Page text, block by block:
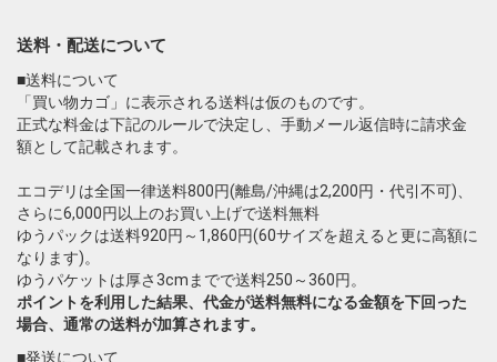
送料・配送について
■送料について
「買い物カゴ」に表示される送料は仮のものです。
正式な料金は下記のルールで決定し、手動メール返信時に請求金
額として記載されます。
エコデリは全国一律送料800円(離島/沖縄は2,200円・代引不可)、
さらに6,000円以上のお買い上げで送料無料
ゆうパックは送料920円～1,860円(60サイズを超えると更に高額に
なります)。
ゆうパケットは厚さ3cmまでで送料250～360円。
ポイントを利用した結果、代金が送料無料になる金額を下回った
場合、通常の送料が加算されます。
■発送について